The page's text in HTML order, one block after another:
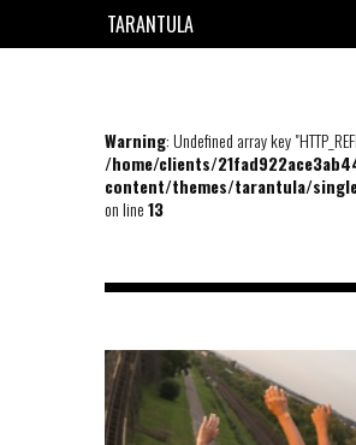
TARANTULA
Warning: Undefined array key
/home/clients/
content/themes/tarantula/
on line13